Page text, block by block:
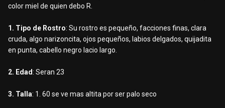
color miel de quien debo R.
1. Tipo de Rostro: Su rostro es pequeño, facciones finas, clara
cruda, algo narizoncita, ojos pequeños, labios delgados, quijadita
en punta, cabello negro lacio largo.
2. Edad: Seran 23
3. Talla: 1. 60 se ve mas altita por ser palo seco